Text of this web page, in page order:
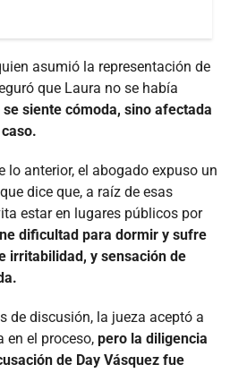
asumió la representación de
que Laura no se había
siente cómoda, sino afectada
lo anterior, el abogado expuso un
dice que, a raíz de esas
estar en lugares públicos por
dificultad para dormir y sufre
irritabilidad, y sensación de
de discusión, la jueza aceptó a
en el proceso, pero la diligencia
de Day Vásquez fue